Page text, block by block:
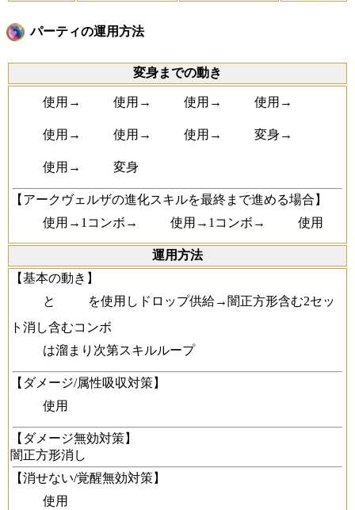
パーティの運用方法
変身までの動き
使用→ 使用→ 使用→ 使用→
使用→ 使用→ 使用→ 変身→
使用→ 変身
【アークヴェルザの進化スキルを最終まで進める場合】
使用→1コンボ→
使用→1コンボ→ 使用
運用方法
【基本の動き】
と
を使用しドロップ供給→闇正方形含む2セッ
ト消し含むコンボ
は溜まり次第スキルループ
【ダメージ/属性吸収対策】
使用
【ダメージ無効対策】
闇正方形消し
【消せない/覚醒無効対策】
使用